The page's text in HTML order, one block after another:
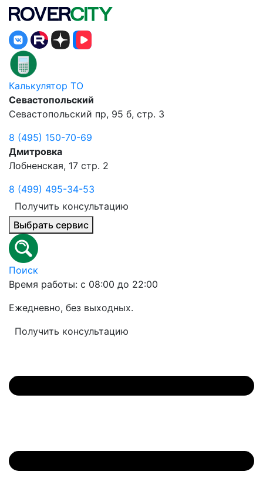
Калькулятор ТО
Севастопольский
Севастопольский пр, 95 б, стр. 3
8 (495) 150-70-69
Дмитровка
Лобненская, 17 стр. 2
8 (499) 495-34-53
Получить консультацию
Выбрать сервис
Поиск
Время работы: с 08:00 до 22:00
Ежедневно, без выходных.
Получить консультацию